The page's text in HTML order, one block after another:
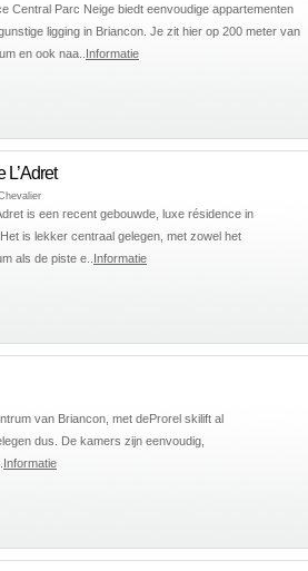
Central Parc Neige biedt eenvoudige appartementen
ligging in Briancon. Je zit hier op 200 meter van
en ook naa.. Informatie
L’Adret
is een recent gebouwde, luxe résidence in
is lekker centraal gelegen, met zowel het
als de piste e.. Informatie
van Briancon, met deProrel skilift al
dus. De kamers zijn eenvoudig,
Informatie